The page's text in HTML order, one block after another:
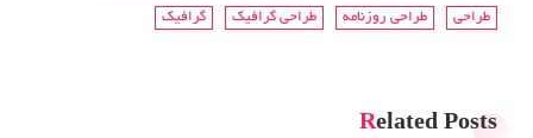
طراحی طراحی روزنامه طراحی گرافیک گرافیک
Related Posts